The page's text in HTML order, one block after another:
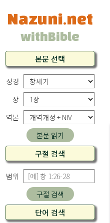
Nazuni.net
withBible
본문 선택
성경
장
역본
본문 읽기
구절 검색
범위
구절 검색
단어 검색